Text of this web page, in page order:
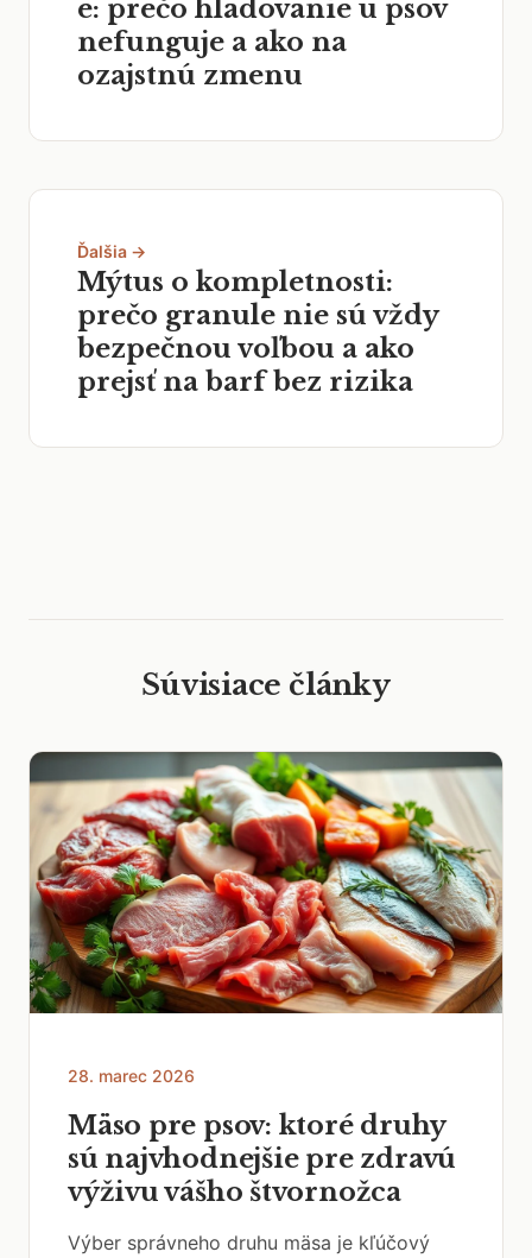
e: prečo hladovanie u psov
nefunguje a ako na
ozajstnú zmenu
Ďalšia →
Mýtus o kompletnosti:
prečo granule nie sú vždy
bezpečnou voľbou a ako
prejsť na barf bez rizika
Súvisiace články
28. marec 2026
Mäso pre psov: ktoré druhy
sú najvhodnejšie pre zdravú
výživu vášho štvornožca
Výber správneho druhu mäsa je kľúčový